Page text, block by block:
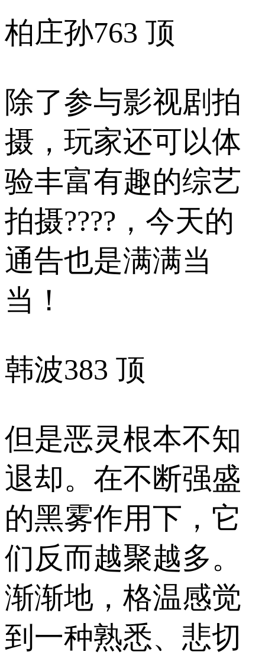
柏庄孙763 顶
除了参与影视剧拍
摄，玩家还可以体
验丰富有趣的综艺
拍摄????，今天的
通告也是满满当
当！
韩波383 顶
但是恶灵根本不知
退却。在不断强盛
的黑雾作用下，它
们反而越聚越多。
渐渐地，格温感觉
到一种熟悉、悲切